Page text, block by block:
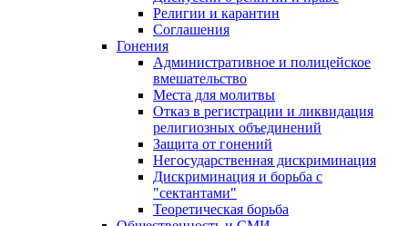
Религии и карантин
Соглашения
Гонения
Административное и полицейское
вмешательство
Места для молитвы
Отказ в регистрации и ликвидация
религиозных объединений
Защита от гонений
Негосударственная дискриминация
Дискриминация и борьба с
"сектантами"
Теоретическая борьба